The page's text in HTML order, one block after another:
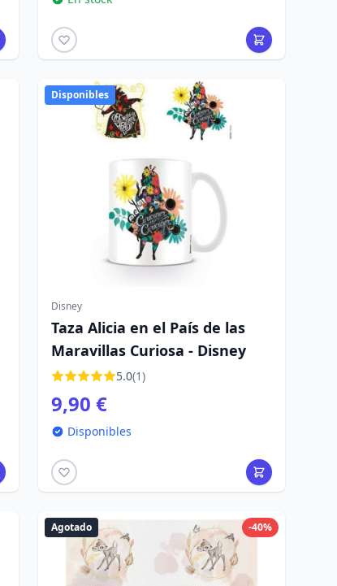
Disponibles
Disney
Taza Alicia en el País de las
Maravillas Curiosa - Disney
5.0(1)
9,90 €
Disponibles
-40%
Agotado